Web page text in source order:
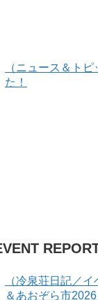
（ニュース＆ト
た！
（冷泉荘日記／
＆あおぞら市